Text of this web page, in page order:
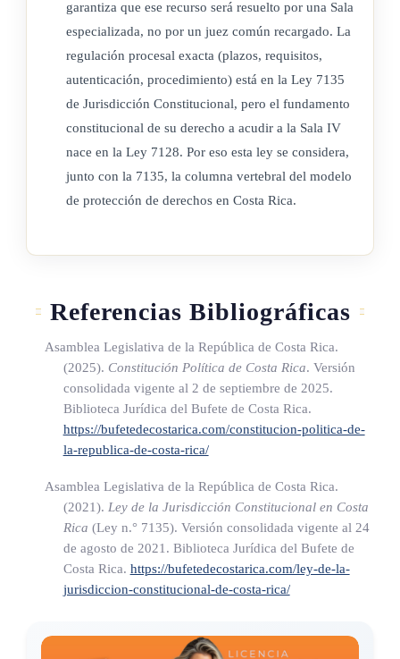
garantiza que ese recurso será resuelto por una Sala
especializada, no por un juez común recargado. La
regulación procesal exacta (plazos, requisitos,
autenticación, procedimiento) está en la Ley 7135
de Jurisdicción Constitucional, pero el fundamento
constitucional de su derecho a acudir a la Sala IV
nace en la Ley 7128. Por eso esta ley se considera,
junto con la 7135, la columna vertebral del modelo
de protección de derechos en Costa Rica.
Referencias Bibliográficas
Asamblea Legislativa de la República de Costa Rica.
(2025). Constitución Política de Costa Rica. Versión
consolidada vigente al 2 de septiembre de 2025.
Biblioteca Jurídica del Bufete de Costa Rica.
https://bufetedecostarica.com/constitucion-politica-de-
la-republica-de-costa-rica/
Asamblea Legislativa de la República de Costa Rica.
(2021). Ley de la Jurisdicción Constitucional en Costa
Rica (Ley n.° 7135). Versión consolidada vigente al 24
de agosto de 2021. Biblioteca Jurídica del Bufete de
Costa Rica. https://bufetedecostarica.com/ley-de-la-
jurisdiccion-constitucional-de-costa-rica/